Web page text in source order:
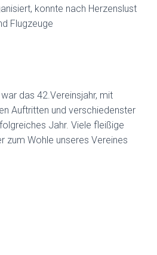
konnte nach Herzenslust
Flugzeuge
das 42.Vereinsjahr, mit
Auftritten und verschiedenster
Jahr. Viele fleißige
zum Wohle unseres Vereines